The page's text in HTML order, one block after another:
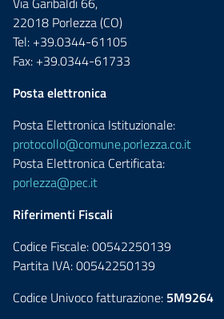
22018 Porlezza (CO)
Tel: +39.0344-61105
Fax: +39.0344-61733
Posta elettronica
Posta Elettronica Istituzionale:
protocollo@comune.porlezza.co.it
Posta Elettronica Certificata:
porlezza@pec.it
Riferimenti Fiscali
Codice Fiscale: 00542250139
Partita IVA: 00542250139
Codice Univoco fatturazione: 5M9264